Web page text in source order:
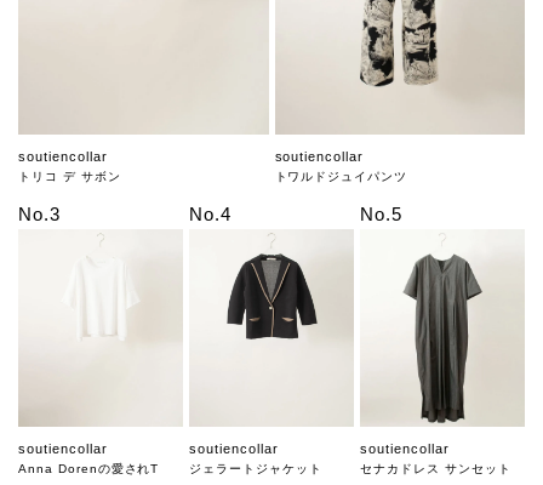
soutiencollar
トリコ デ サボン
soutiencollar
トワルドジュイパンツ
No.3
soutiencollar
Anna Dorenの愛されT
No.4
soutiencollar
ジェラートジャケット
No.5
soutiencollar
セナカドレス サンセット